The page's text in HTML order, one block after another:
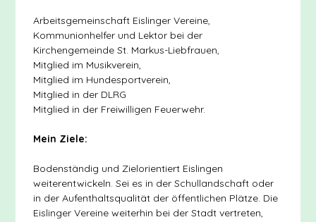
Arbeitsgemeinschaft Eislinger Vereine,
Kommunionhelfer und Lektor bei der
Kirchengemeinde St. Markus-Liebfrauen,
Mitglied im Musikverein,
Mitglied im Hundesportverein,
Mitglied in der DLRG
Mitglied in der Freiwilligen Feuerwehr.
Mein Ziele:
Bodenständig und Zielorientiert Eislingen
weiterentwickeln. Sei es in der Schullandschaft oder
in der Aufenthaltsqualität der öffentlichen Plätze. Die
Eislinger Vereine weiterhin bei der Stadt vertreten,